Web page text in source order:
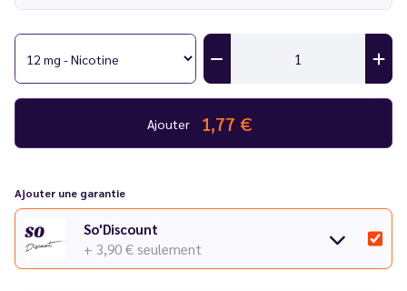
Ajouter 1,77 €
Ajouter une garantie
So'Discount
+ 3,90 € seulement